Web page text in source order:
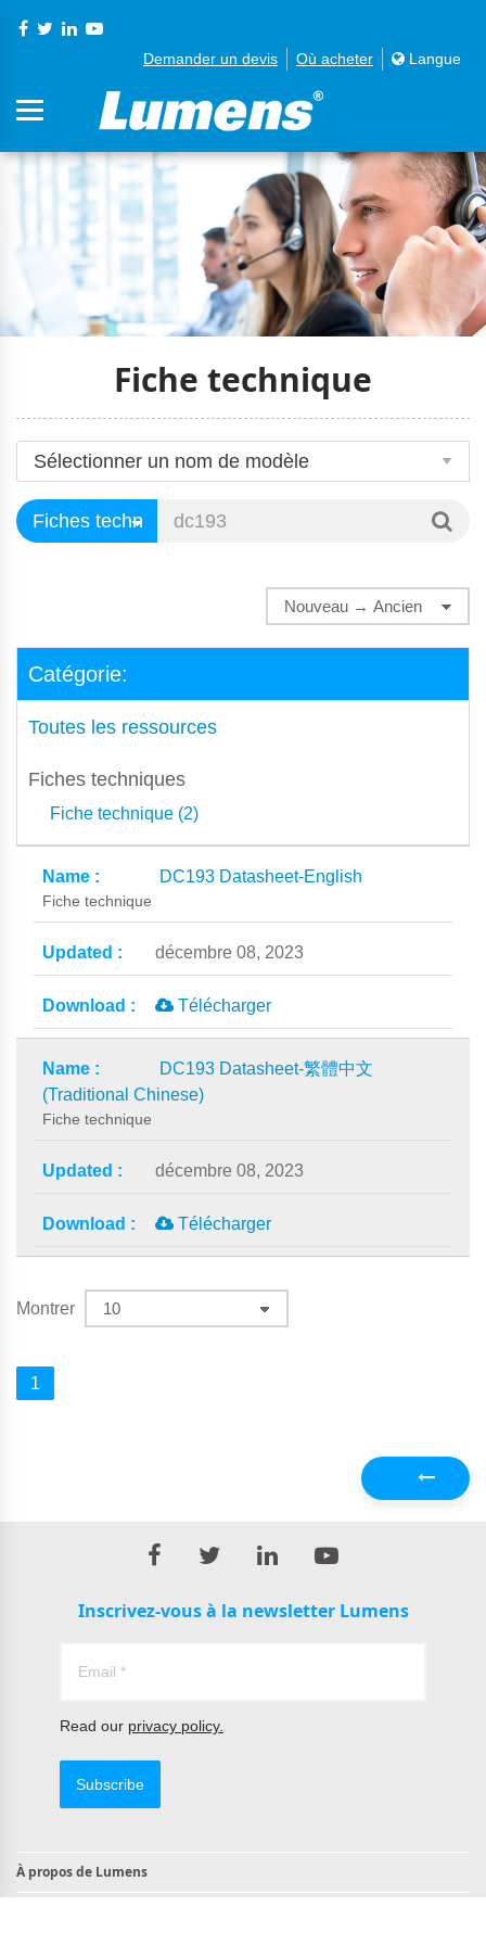
Demander un devis Où acheter Langue
Fiche technique
Catégorie:
Toutes les ressources
Fiches techniques
Fiche technique (2)
DC193 Datasheet-English
Fiche technique
décembre 08, 2023
Télécharger
DC193 Datasheet-繁體中文
(Traditional Chinese)
Fiche technique
décembre 08, 2023
Télécharger
Montrer
1
Inscrivez-vous à la newsletter Lumens
Read our privacy policy.
Subscribe
À propos de Lumens